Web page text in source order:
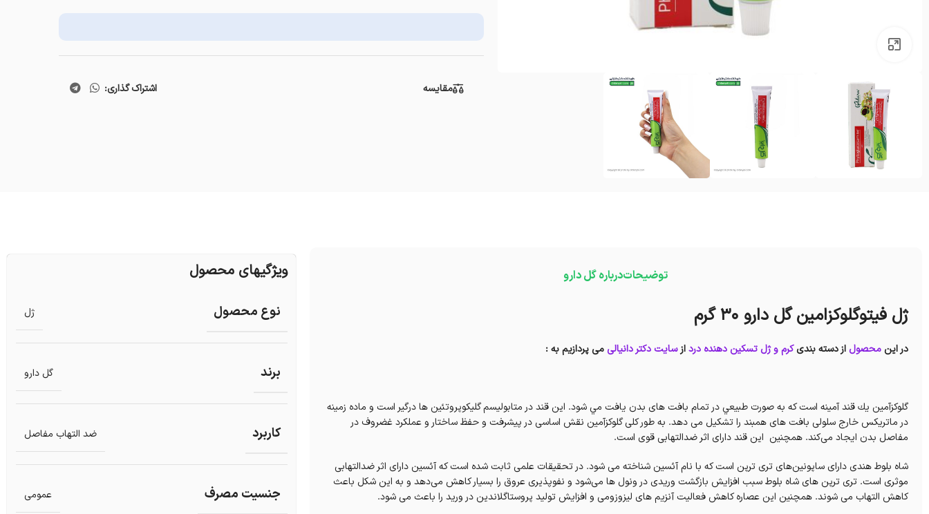
مقایسه اشتراک گذاری:
توضیحاتدرباره گل دارو
ژل فیتوگلوکزامین گل دارو ۳۰ گرم
در این محصول از دسته بندیکرم و ژل تسکین دهنده دردازسایت دکتر دانیالیمی پردازیم به :
گلوكزآمين يك قند آمينه است که به صورت طبيعي در تمام بافت های بدن يافت مي شود. این قند در متابولیسم گلیکوپروتئین ها درگیر است و ماده زمینه
در ماتریکس خارج سلولی بافت های همبند را تشکیل می دهد. به طور کلی گلوکزآمین نقش اساسی در پیشرفت و حفظ ساختار و عملکرد غضروف در
مفاصل بدن ایجاد می‌کند. همچنین این قند دارای اثر ضدالتهابی قوی است.
شاه بلوط هندی دارای ساپونین‌های تری ترپن است که با نام آئسین شناخته می شود. در تحقیقات علمی ثابت شده است که آئسین دارای اثر ضدالتهابی
موثری است. تری ترپن های شاه بلوط سبب افزایش بازگشت وریدی در ونول ها می‌شود و نفوپذیری عروق را بسیار کاهش می‌دهد و به این شکل باعث
کاهش التهاب می شوند. همچنین این عصاره کاهش فعالیت آنزیم های لیزوزومی و افزایش تولید پروستاگلاندین در ورید را باعث می شود.
ویژگیهای محصول
نوع محصول ژل
برند گل دارو
کاربرد ضد التهاب مفاصل
جنسیت مصرف عمومی